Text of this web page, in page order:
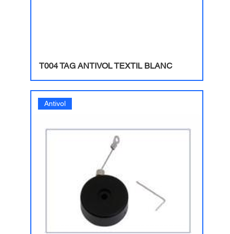
T004 TAG ANTIVOL TEXTIL BLANC
Antivol